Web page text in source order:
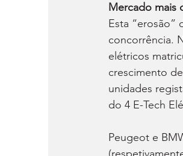
Mercado mais
Esta “erosão”
concorrência.
elétricos
crescimento
unidades
do 4 E-Tech
Peugeot e